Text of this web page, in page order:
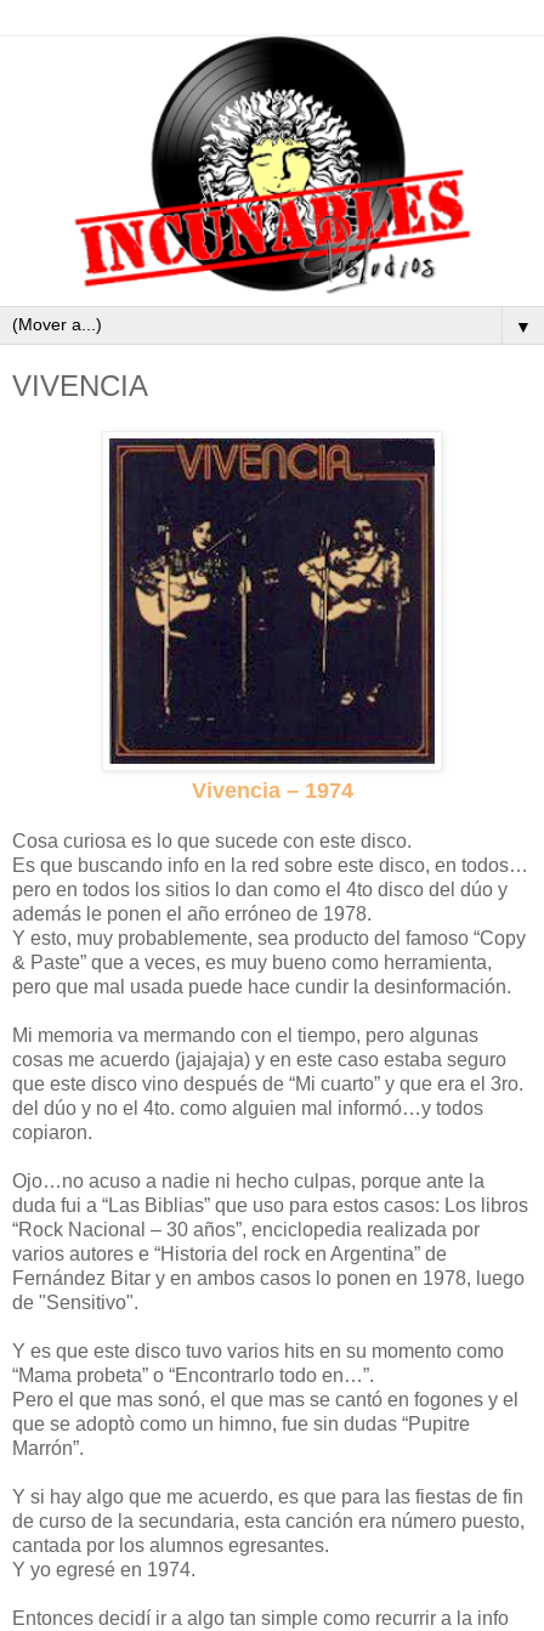
▼
VIVENCIA
Vivencia – 1974
Cosa curiosa es lo que sucede con este disco.
Es que buscando info en la red sobre este disco, en todos…
pero en todos los sitios lo dan como el 4to disco del dúo y
además le ponen el año erróneo de 1978.
Y esto, muy probablemente, sea producto del famoso “Copy
& Paste” que a veces, es muy bueno como herramienta,
pero que mal usada puede hace cundir la desinformación.
Mi memoria va mermando con el tiempo, pero algunas
cosas me acuerdo (jajajaja) y en este caso estaba seguro
que este disco vino después de “Mi cuarto” y que era el 3ro.
del dúo y no el 4to. como alguien mal informó…y todos
copiaron.
Ojo…no acuso a nadie ni hecho culpas, porque ante la
duda fui a “Las Biblias” que uso para estos casos: Los libros
“Rock Nacional – 30 años”, enciclopedia realizada por
varios autores e “Historia del rock en Argentina” de
Fernández Bitar y en ambos casos lo ponen en 1978, luego
de "Sensitivo".
Y es que este disco tuvo varios hits en su momento como
“Mama probeta” o “Encontrarlo todo en…”.
Pero el que mas sonó, el que mas se cantó en fogones y el
que se adoptò como un himno, fue sin dudas “Pupitre
Marrón”.
Y si hay algo que me acuerdo, es que para las fiestas de fin
de curso de la secundaria, esta canción era número puesto,
cantada por los alumnos egresantes.
Y yo egresé en 1974.
Entonces decidí ir a algo tan simple como recurrir a la info